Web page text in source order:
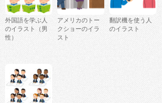
外国語を学ぶ人
のイラスト（男
性）
アメリカのトー
クショーのイラ
スト
翻訳機を使う人
のイラスト